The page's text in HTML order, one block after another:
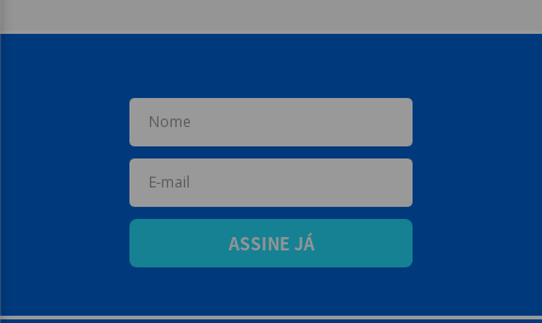
ASSINE JÁ